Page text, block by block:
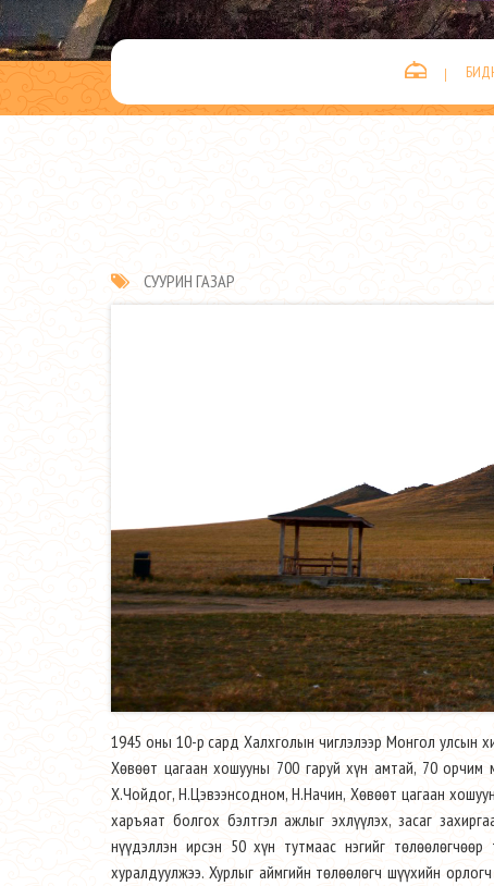
СУУРИН ГАЗАР
1945 оны 10-р сард Халхголын чиглэлээр Монгол улсын
Хөвөөт цагаан хошууны 700 гаруй хүн амтай, 70
Х.Чойдог, Н.Цэвээнсодном, Н.Начин, Хөвөөт цагаан
харъяат болгох бэлтгэл ажлыг эхлүүлэх, засаг
нүүдэллэн ирсэн 50 хүн тутмаас нэгийг
хуралдуулжээ. Хурлыг аймгийн төлөөлөгч шүүхийн